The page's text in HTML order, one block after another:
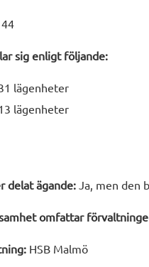
44
sig enligt följande:
lägenheter
lägenheter
delat ägande: Ja, men den
omfattar
HSB Malmö